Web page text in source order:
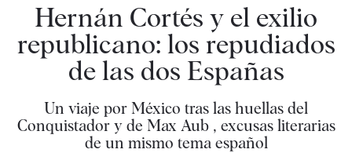
Hernán Cortés y el exilio
republicano: los repudiados
de las dos Españas
Un viaje por México tras las huellas del
Conquistador y de Max Aub , excusas literarias
de un mismo tema español